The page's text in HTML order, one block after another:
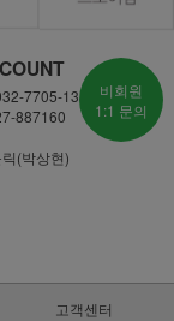
7705-13
887160
(박상현)
비회원
1:1 문의
고객센터